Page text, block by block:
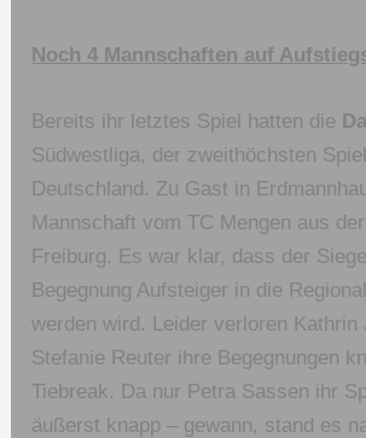
Noch 4 Mannschaften auf
Bereits ihr letztes Spiel hatten die
Südwestliga, der zweithöchsten
Deutschland. Zu Gast in
Mannschaft vom TC Mengen aus
Freiburg. Es war klar, dass der
Begegnung Aufsteiger in die
werden wird. Leider verloren Kathrin
Stefanie Reuter ihre Begegnungen
Tiebreak. Da nur Petra Sassen ihr
äußerst knapp – gewann, stand es